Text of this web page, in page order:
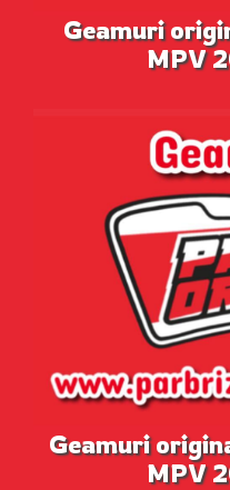
Geamuri
MPV
Geamuri
MPV